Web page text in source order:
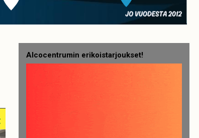
Alcocentrumin erikoistarjoukset!